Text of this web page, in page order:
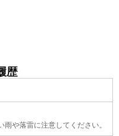
歴
雨や落雷に注意してください。